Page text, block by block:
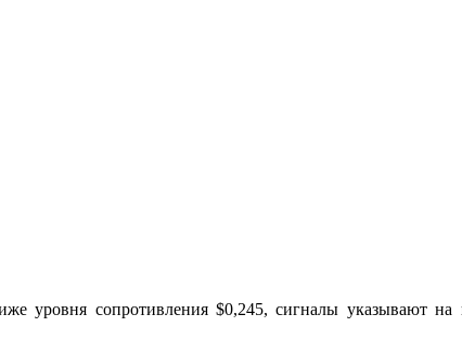
уровня сопротивления $0,245, сигналы указывают